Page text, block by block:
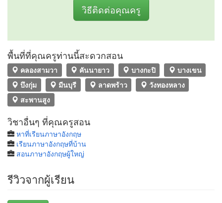
วิธีติดต่อคุณครู
พื้นที่ที่คุณครูท่านนี้สะดวกสอน
คลองสามวา คันนายาว บางกะปิ
บางเขน
บึงกุ่ม
มีนบุรี ลาดพร้าว
วังทองหลาง
สะพานสูง
วิชาอื่นๆ ที่คุณครูสอน
หาที่เรียนภาษาอังกฤษ
เรียนภาษาอังกฤษที่บ้าน
สอนภาษาอังกฤษผู้ใหญ่
รีวิวจากผู้เรียน